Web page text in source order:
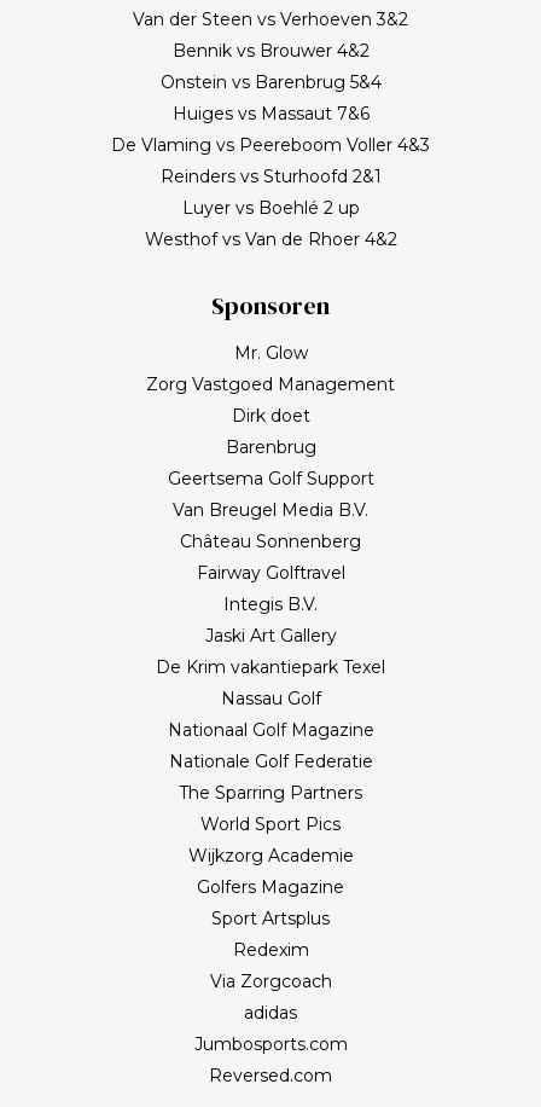
van het programma Kassa gaat Frank bij BNN/VARA
een roerige tijd tegemoet. Spelen op een welhaast
verlaten baan en uiteindelijk zonovergoten Purmer
was ‘even helemaal niets; heerlijk’, zo maakt Frank de
balans op. En ik? (Bij vlagen) best goed gespeeld. Het
verlies was voorzien; gedaan en laten, dus. Maar de
memorabele ronde en de waanzinnige slagen van
Frank zullen mij nog lang bijblijven. Topgast, topdag!
Van der Steen vs Verhoeven 3&2
Bennik vs Brouwer 4&2
Onstein vs Barenbrug 5&4
Huiges vs Massaut 7&6
De Vlaming vs Peereboom Voller 4&3
Reinders vs Sturhoofd 2&1
Luyer vs Boehlé 2 up
Westhof vs Van de Rhoer 4&2
Sponsoren
Mr. Glow
Zorg Vastgoed Management
Dirk doet
Barenbrug
Geertsema Golf Support
Van Breugel Media B.V.
Château Sonnenberg
Fairway Golftravel
Integis B.V.
Jaski Art Gallery
De Krim vakantiepark Texel
Nassau Golf
Nationaal Golf Magazine
Nationale Golf Federatie
The Sparring Partners
World Sport Pics
Wijkzorg Academie
Golfers Magazine
Sport Artsplus
Redexim
Via Zorgcoach
adidas
Jumbosports.com
Reversed.com